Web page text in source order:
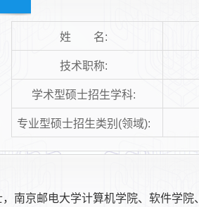
姓 名:
技术职称:
学术型硕士招生学科:
专业型硕士招生类别(领域):
，南京邮电大学计算机学院、软件学